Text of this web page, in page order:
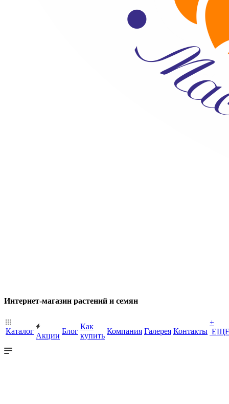
Интернет-магазин растений и семян
Каталог
Акции
Блог
Как
купить
Компания Галерея Контакты
+